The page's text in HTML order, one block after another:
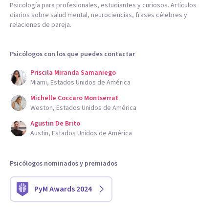
Psicología para profesionales, estudiantes y curiosos. Artículos
diarios sobre salud mental, neurociencias, frases célebres y
relaciones de pareja.
Psicólogos con los que puedes contactar
Priscila Miranda Samaniego
Miami, Estados Unidos de América
Michelle Coccaro Montserrat
Weston, Estados Unidos de América
Agustin De Brito
Austin, Estados Unidos de América
Psicólogos nominados y premiados
PyM Awards 2024